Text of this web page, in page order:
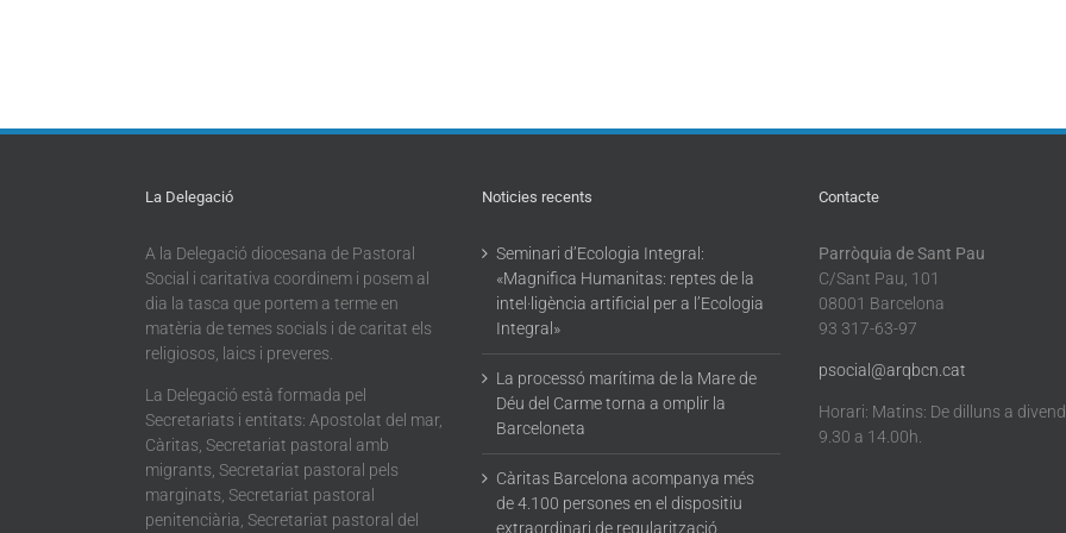
La Delegació
A la Delegació diocesana de Pastoral
Social i caritativa coordinem i posem al
dia la tasca que portem a terme en
matèria de temes socials i de caritat els
religiosos, laics i preveres.
La Delegació està formada pel
Secretariats i entitats: Apostolat del mar,
Càritas, Secretariat pastoral amb
migrants, Secretariat pastoral pels
marginats, Secretariat pastoral
penitenciària, Secretariat pastoral del
Noticies recents
Seminari d’Ecologia Integral:
«Magnifica Humanitas: reptes de la
intel·ligència artificial per a l’Ecologia
Integral»
La processó marítima de la Mare de
Déu del Carme torna a omplir la
Barceloneta
Càritas Barcelona acompanya més
de 4.100 persones en el dispositiu
extraordinari de regularització
Contacte
Parròquia de Sant Pau
C/Sant Pau, 101
08001 Barcelona
93 317-63-97
psocial@arqbcn.cat
Horari: Matins: De dilluns a
9.30 a 14.00h.